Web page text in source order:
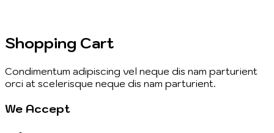
Shopping Cart
Condimentum adipiscing vel neque dis nam parturient
orci at scelerisque neque dis nam parturient.
We Accept